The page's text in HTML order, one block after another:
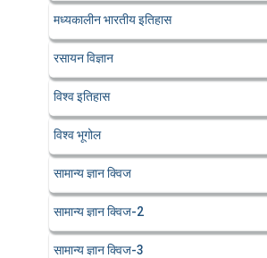
मध्यकालीन भारतीय इतिहास
रसायन विज्ञान
विश्व इतिहास
विश्व भूगोल
सामान्य ज्ञान क्विज
सामान्य ज्ञान क्विज-2
सामान्य ज्ञान क्विज-3